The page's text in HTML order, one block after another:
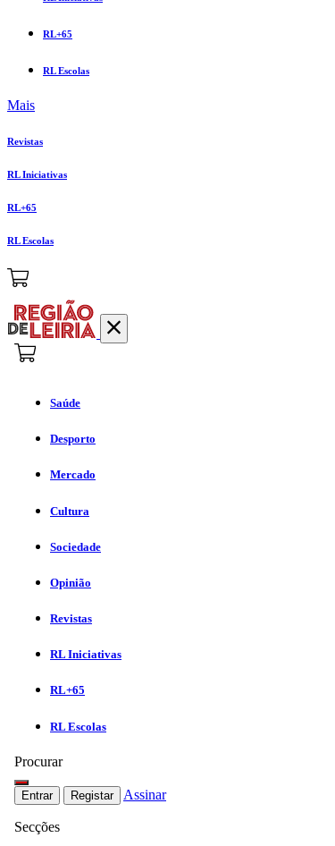
RL+65
RL Escolas
Mais
Revistas
RL Iniciativas
RL+65
RL Escolas
Saúde
Desporto
Mercado
Cultura
Sociedade
Opinião
Revistas
RL Iniciativas
RL+65
RL Escolas
Procurar
Entrar Registar Assinar
Secções